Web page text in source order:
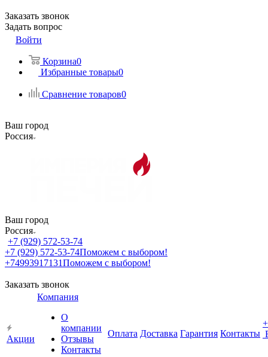
Заказать звонок
Задать вопрос
Войти
Корзина0
Избранные товары0
Сравнение товаров0
Ваш город
Россия
Ваш город
Россия
+7 (929) 572-53-74
+7 (929) 572-53-74Поможем с выбором!
+74993917131Поможем с выбором!
Заказать звонок
Акции
Компания
О
компании
Отзывы
Контакты
Оплата Доставка Гарантия Контакты
+